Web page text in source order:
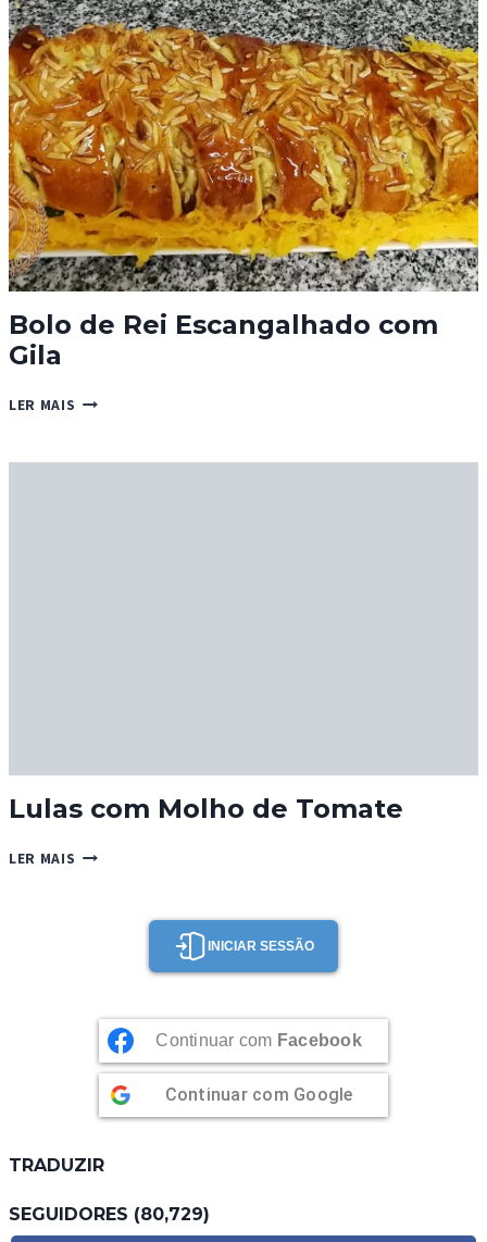
GILA
DOCE
DE
OVOS
E
CANELA
Bolo de Rei Escangalhado com
Gila
LER MAIS BOLO
ESCANGALHADO
Lulas com Molho de Tomate
LER MAIS LULAS
INICIAR SESSÃO
Continuar com Facebook
Continuar com Google
TRADUZIR
SEGUIDORES (80,729)